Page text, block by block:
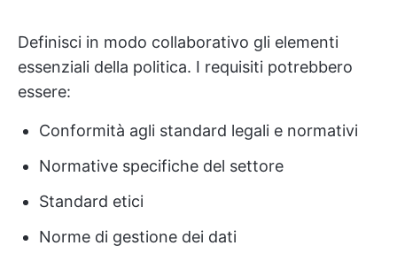
Definisci in modo collaborativo gli elementi
essenziali della politica. I requisiti potrebbero
essere:
Conformità agli standard legali e normativi
Normative specifiche del settore
Standard etici
Norme di gestione dei dati